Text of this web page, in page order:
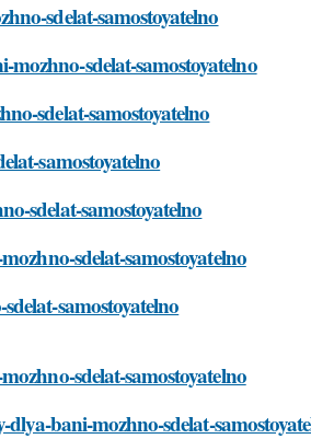
sdelat-samostoyatelno
sdelat-samostoyatelno
sdelat-samostoyatelno
samostoyatelno
sdelat-samostoyatelno
sdelat-samostoyatelno
samostoyatelno
sdelat-samostoyatelno
bani-mozhno-sdelat-